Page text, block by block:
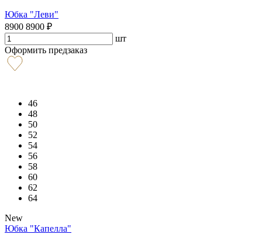
Юбка "Леви"
8900 8900 ₽
шт
Оформить предзаказ
46
48
50
52
54
56
58
60
62
64
New
Юбка "Капелла"